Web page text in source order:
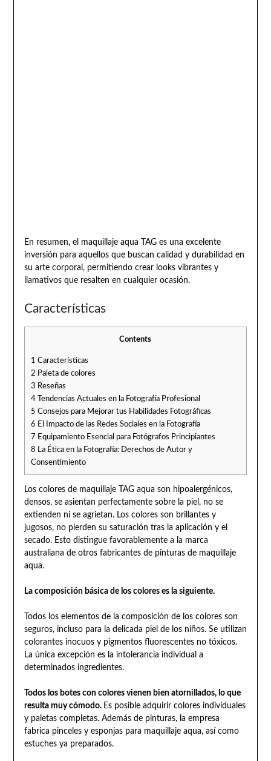
En resumen, el maquillaje aqua TAG es una excelente
inversión para aquellos que buscan calidad y durabilidad en
su arte corporal, permitiendo crear looks vibrantes y
llamativos que resalten en cualquier ocasión.
Características
Contents
1 Características
2 Paleta de colores
3 Reseñas
4Tendencias Actuales en la Fotografía Profesional
5 Consejos para Mejorar tus Habilidades Fotográficas
6 El Impacto de las Redes Sociales en la Fotografía
7 Equipamiento Esencial para Fotógrafos Principiantes
8 La Ética en la Fotografía: Derechos de Autor y
Consentimiento
Los colores de maquillaje TAG aqua son hipoalergénicos,
densos, se asientan perfectamente sobre la piel, no se
extienden ni se agrietan. Los colores son brillantes y
jugosos, no pierden su saturación tras la aplicación y el
secado. Esto distingue favorablemente a la marca
australiana de otros fabricantes de pinturas de maquillaje
aqua.
La composición básica de los colores es la siguiente.
Todos los elementos de la composición de los colores son
seguros, incluso para la delicada piel de los niños. Se utilizan
colorantes inocuos y pigmentos fluorescentes no tóxicos.
La única excepción es la intolerancia individual a
determinados ingredientes.
Todos los botes con colores vienen bien atornillados, lo que
resulta muy cómodo. Es posible adquirir colores individuales
y paletas completas. Además de pinturas, la empresa
fabrica pinceles y esponjas para maquillaje aqua, así como
estuches ya preparados.